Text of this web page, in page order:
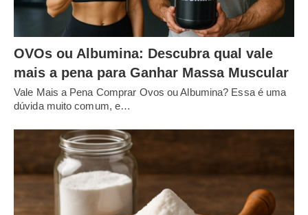
OVOs ou Albumina: Descubra qual vale
mais a pena para Ganhar Massa Muscular
Vale Mais a Pena Comprar Ovos ou Albumina? Essa é uma
dúvida muito comum, e…